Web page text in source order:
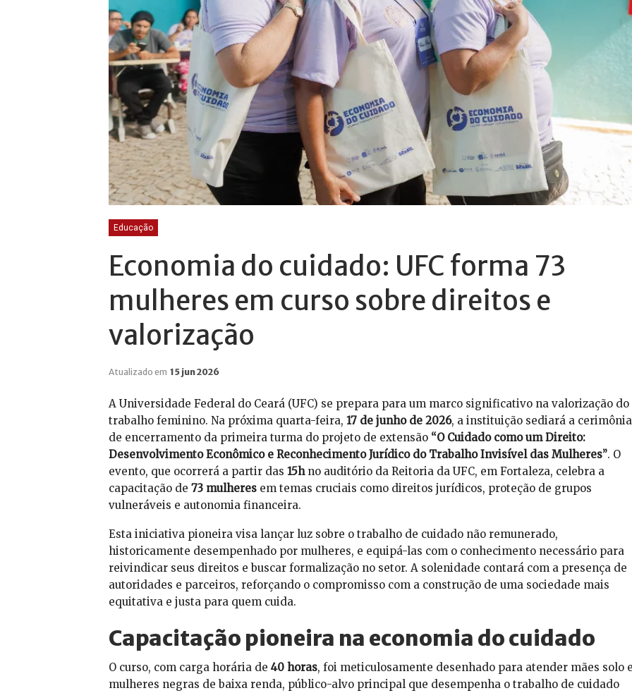
Educação
Economia do cuidado: UFC forma 73
mulheres em curso sobre direitos e
valorização
Atualizado em 15 jun 2026
A Universidade Federal do Ceará (UFC) se prepara para um marco significativo na valorização do
trabalho feminino. Na próxima quarta-feira, 17 de junho de 2026, a instituição sediará a cerimônia
de encerramento da primeira turma do projeto de extensão “O Cuidado como um Direito:
Desenvolvimento Econômico e Reconhecimento Jurídico do Trabalho Invisível das Mulheres”. O
evento, que ocorrerá a partir das 15hno auditório da Reitoria da UFC, em Fortaleza, celebra a
capacitação de 73 mulheresem temas cruciais como direitos jurídicos, proteção de grupos
vulneráveis e autonomia financeira.
Esta iniciativa pioneira visa lançar luz sobre o trabalho de cuidado não remunerado,
historicamente desempenhado por mulheres, e equipá-las com o conhecimento necessário para
reivindicar seus direitos e buscar formalização no setor. A solenidade contará com a presença de
autoridades e parceiros, reforçando o compromisso com a construção de uma sociedade mais
equitativa e justa para quem cuida.
Capacitação pioneira na economia do cuidado
O curso, com carga horária de 40 horas, foi meticulosamente desenhado para atender mães solo
mulheres negras de baixa renda, público-alvo principal que desempenha o trabalho de cuidado